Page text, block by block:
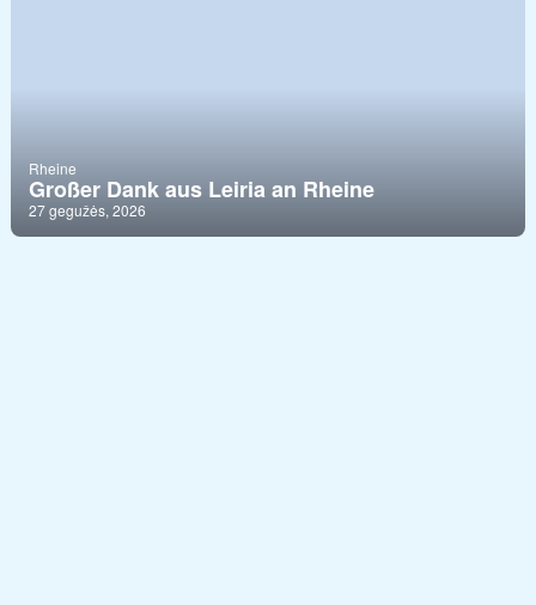
Rheine
Großer Dank aus Leiria an Rheine
27 gegužės, 2026